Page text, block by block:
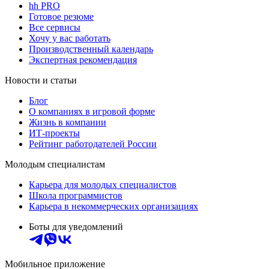
hh PRO
Готовое резюме
Все сервисы
Хочу у вас работать
Производственный календарь
Экспертная рекомендация
Новости и статьи
Блог
О компаниях в игровой форме
Жизнь в компании
ИТ-проекты
Рейтинг работодателей России
Молодым специалистам
Карьера для молодых специалистов
Школа программистов
Карьера в некоммерческих организациях
Боты для уведомлений
Мобильное приложение